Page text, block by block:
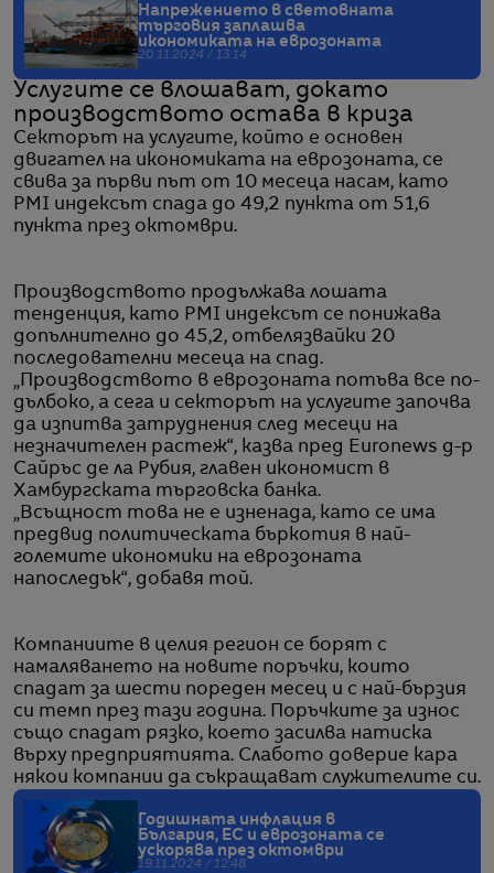
Напрежението в световната
търговия заплашва
икономиката на еврозоната
20.11.2024 / 13:14
Услугите се влошават, докато
производството остава в криза
Секторът на услугите, който е основен
двигател на икономиката на еврозоната, се
свива за първи път от 10 месеца насам, като
PMI индексът спада до 49,2 пункта от 51,6
пункта през октомври.
Производството продължава лошата
тенденция, като PMI индексът се понижава
допълнително до 45,2, отбелязвайки 20
последователни месеца на спад.
„Производството в еврозоната потъва все по-
дълбоко, а сега и секторът на услугите започва
да изпитва затруднения след месеци на
незначителен растеж“, казва пред Еuronews д-р
Сайръс де ла Рубия, главен икономист в
Хамбургската търговска банка.
„Всъщност това не е изненада, като се има
предвид политическата бъркотия в най-
големите икономики на еврозоната
напоследък“, добавя той.
Компаниите в целия регион се борят с
намаляването на новите поръчки, които
спадат за шести пореден месец и с най-бързия
си темп през тази година. Поръчките за износ
също спадат рязко, което засилва натиска
върху предприятията. Слабото доверие кара
някои компании да съкращават служителите си.
Годишната инфлация в
България, ЕС и еврозоната се
ускорява през октомври
19.11.2024 / 12:48